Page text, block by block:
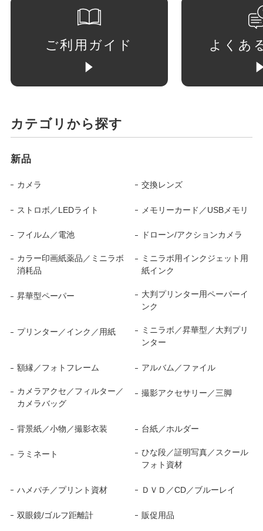
ご利用ガイド よくあ
カテゴリから探す
新品
カメラ 交換レンズ
ストロボ／LEDライト メモリーカード／USBメモリ
フイルム／電池 ドローン/アクションカメラ
カラー印画紙薬品／ミニラボ
消耗品
ミニラボ用インクジェット用
紙インク
昇華型ペーパー
大判プリンター用ペーパーイ
ンク
プリンター／インク／用紙
ミニラボ／昇華型／大判プリ
ンター
額縁／フォトフレーム アルバム／ファイル
カメラアクセ／フィルター／
カメラバッグ
撮影アクセサリー／三脚
背景紙／小物／撮影衣装 台紙／ホルダー
ラミネート
ひな段／証明写真／スクール
フォト資材
ハメパチ／プリント資材 ＤＶＤ／CD／ブルーレイ
双眼鏡/ゴルフ距離計 販促用品